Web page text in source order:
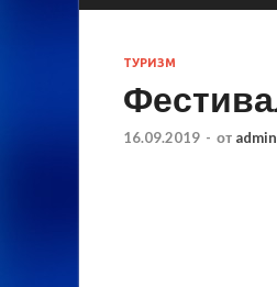
ТУРИЗМ
16.09.2019 - от admin